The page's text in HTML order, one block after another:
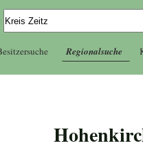
Regionalsuche